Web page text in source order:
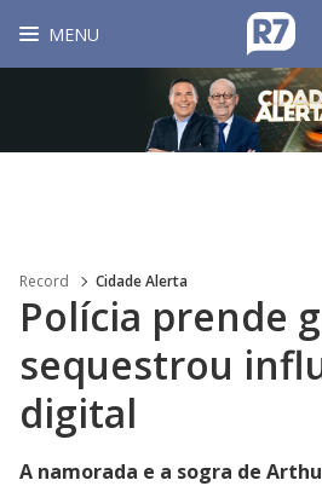
MENU
Record Cidade Alerta
Polícia prende
sequestrou
digital
A namorada e a sogra de